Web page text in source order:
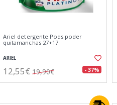
Ariel detergente Pods poder
quitamanchas 27+17
ARIEL
12,55€ 19,90€ - 37%